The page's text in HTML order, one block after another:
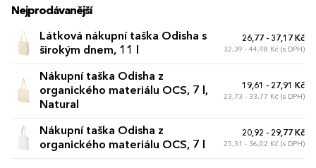
Nejprodávanější
Látková nákupní taška Odisha s
širokým dnem, 11 l
26,77 - 37,17 Kč
32,39 - 44,98 Kč (s DPH)
Nákupní taška Odisha z
organického materiálu OCS, 7 l,
Natural
19,61 - 27,91 Kč
23,73 - 33,77 Kč (s DPH)
Nákupní taška Odisha z
organického materiálu OCS, 7 l
20,92 - 29,77 Kč
25,31 - 36,02 Kč (s DPH)